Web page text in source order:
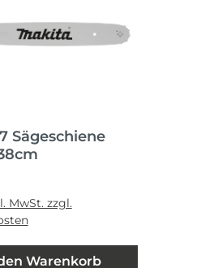
Sägeschiene
Preis:
MwSt. zzgl.
Warenkorb